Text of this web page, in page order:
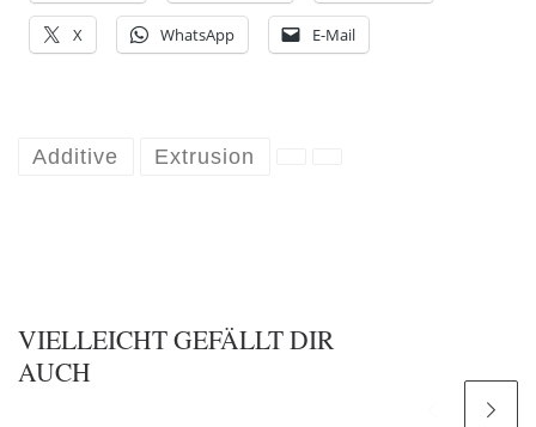
X WhatsApp E-Mail
Additive Extrusion
VIELLEICHT GEFÄLLT DIR
AUCH